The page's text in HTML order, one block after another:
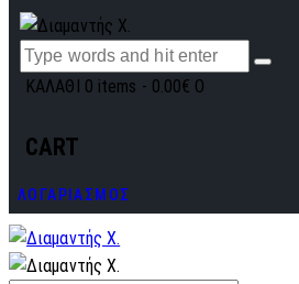
ΚΑΛΑΘΙ 0 items - 0.00€ 0
CART
ΛΟΓΑΡΙΑΣΜΟΣ